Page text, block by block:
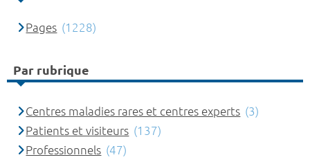
Pages (1228)
Par rubrique
Centres maladies rares et centres experts (3)
Patients et visiteurs (137)
Professionnels (47)